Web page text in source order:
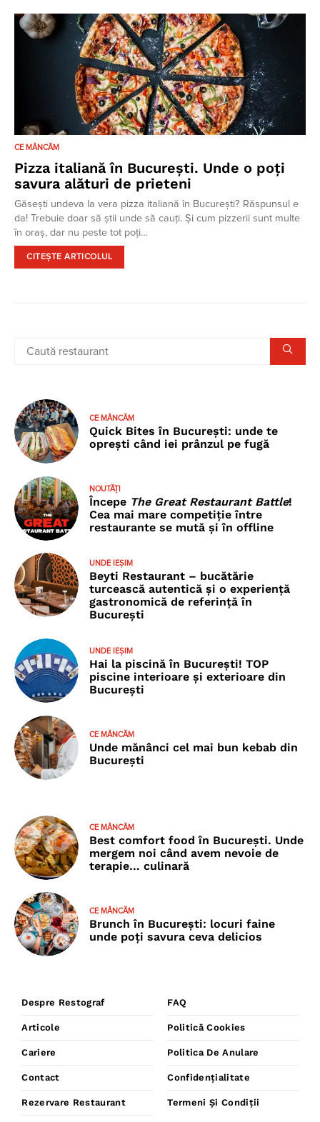
CE MÂNCĂM
Pizza italiană în București. Unde o poți
savura alături de prieteni
Găsești undeva la vera pizza italiană în București? Răspunsul e
da! Trebuie doar să știi unde să cauți. Și cum pizzerii sunt multe
în oraș, dar nu peste tot poți…
CITEȘTE ARTICOLUL
CE MÂNCĂM
Quick Bites în București: unde te
oprești când iei prânzul pe fugă
NOUTĂȚI
Începe The Great Restaurant Battle!
Cea mai mare competiție între
restaurante se mută și în offline
UNDE IEȘIM
Beyti Restaurant – bucătărie
turcească autentică și o experiență
gastronomică de referință în
București
UNDE IEȘIM
Hai la piscină în București! TOP
piscine interioare și exterioare din
București
CE MÂNCĂM
Unde mănânci cel mai bun kebab din
București
CE MÂNCĂM
Best comfort food în București. Unde
mergem noi când avem nevoie de
terapie… culinară
CE MÂNCĂM
Brunch în București: locuri faine
unde poţi savura ceva delicios
Despre Restograf
Articole
Cariere
Contact
Rezervare Restaurant
FAQ
Politică Cookies
Politica De Anulare
Confidențialitate
Termeni Și Condiții